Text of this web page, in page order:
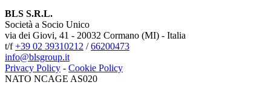
BLS S.R.L.
Società a Socio Unico
via dei Giovi, 41 - 20032 Cormano (MI) - Italia
t/f+39 02 39310212 /66200473
info@blsgroup.it
Privacy Policy - Cookie Policy
NATO NCAGE AS020